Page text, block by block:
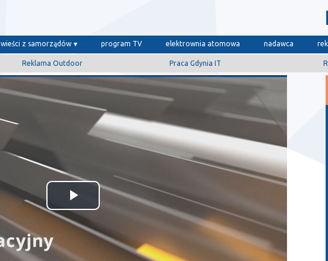
wieści z samorządów program TV elektrownia atomowa nadawca
Reklama Outdoor Praca Gdynia IT
Odtwórz
wideo